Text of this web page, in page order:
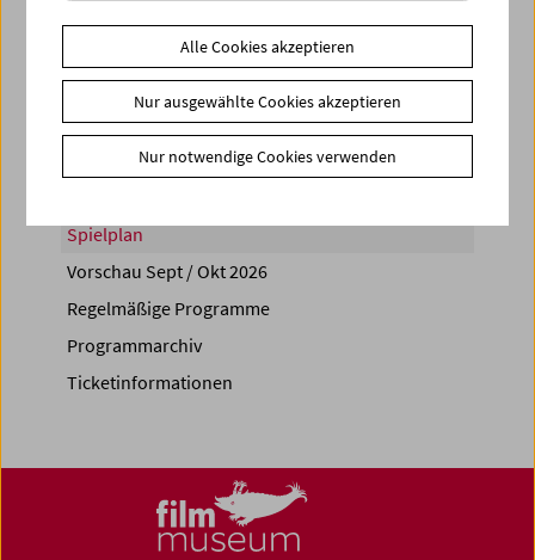
Share on
Spielplan
Vorschau Sept / Okt 2026
Regelmäßige Programme
Programmarchiv
Ticketinformationen
Alle Cookies akzeptieren
Nur ausgewählte Cookies akzeptieren
Nur notwendige Cookies verwenden